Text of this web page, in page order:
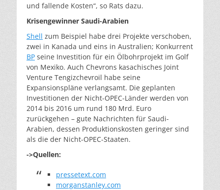
und fallende Kosten“, so Rats dazu.
Krisengewinner Saudi-Arabien
Shell zum Beispiel habe drei Projekte verschoben,
zwei in Kanada und eins in Australien; Konkurrent
BP seine Investition für ein Ölbohrprojekt im Golf
von Mexiko. Auch Chevrons kasachisches Joint
Venture Tengizchevroil habe seine
Expansionspläne verlangsamt. Die geplanten
Investitionen der Nicht-OPEC-Länder werden von
2014 bis 2016 um rund 180 Mrd. Euro
zurückgehen – gute Nachrichten für Saudi-
Arabien, dessen Produktionskosten geringer sind
als die der Nicht-OPEC-Staaten.
->Quellen:
pressetext.com
morganstanley.com